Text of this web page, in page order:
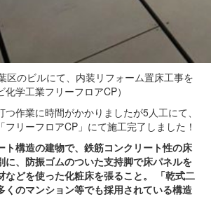
作業に時間がかかりましたが5人工にて、
フリーフロアCP」にて施工完了しました！
ト構造の建物で、鉄筋コンクリート性の床
に、防振ゴムのついた支持脚で床パネルを
などを使った化粧床を張ること。 「乾式二
くのマンション等でも採用されている構造